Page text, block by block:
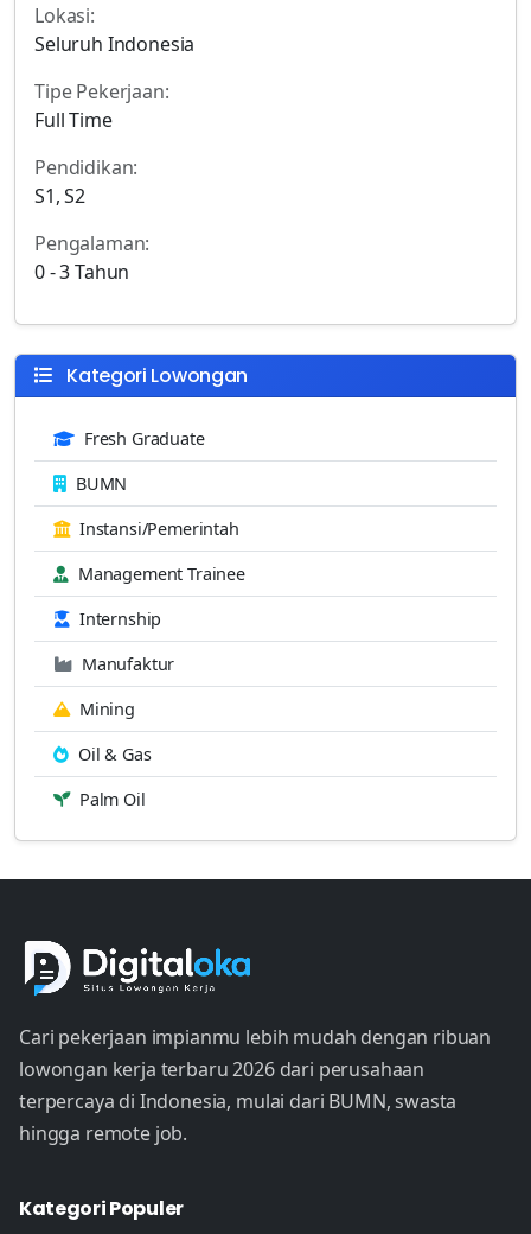
Lokasi:
Seluruh Indonesia
Tipe Pekerjaan:
Full Time
Pendidikan:
S1, S2
Pengalaman:
0 - 3 Tahun
Kategori Lowongan
Fresh Graduate
BUMN
Instansi/Pemerintah
Management Trainee
Internship
Manufaktur
Mining
Oil & Gas
Palm Oil
Cari pekerjaan impianmu lebih mudah dengan ribuan
lowongan kerja terbaru 2026 dari perusahaan
terpercaya di Indonesia, mulai dari BUMN, swasta
hingga remote job.
Kategori Populer